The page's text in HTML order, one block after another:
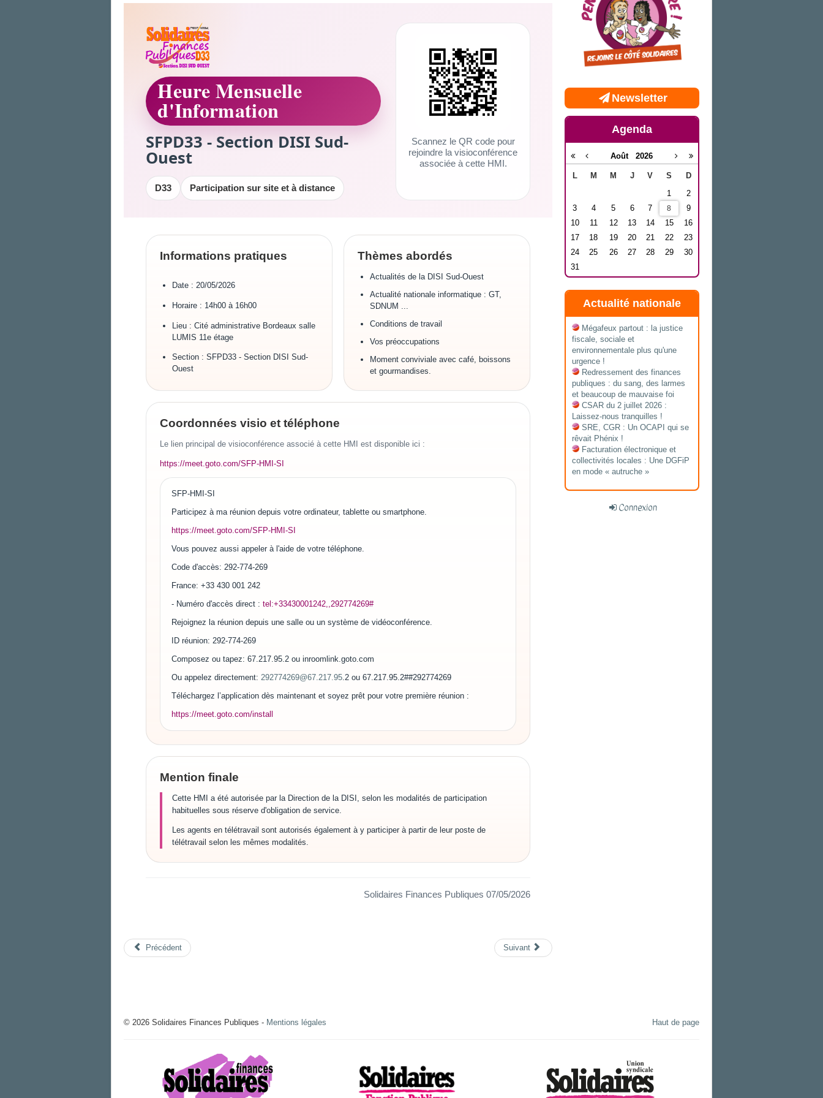
Heure Mensuelle
d'Information
SFPD33 - Section DISI Sud-
Ouest
D33 Participation sur site et à distance
Scannez le QR code pour
rejoindre la visioconférence
associée à cette HMI.
Informations pratiques
Date : 20/05/2026
Horaire : 14h00 à 16h00
Lieu : Cité administrative Bordeaux salle
LUMIS 11e étage
Section : SFPD33 - Section DISI Sud-
Ouest
Thèmes abordés
Actualités de la DISI Sud-Ouest
Actualité nationale informatique : GT,
SDNUM ...
Conditions de travail
Vos préoccupations
Moment conviviale avec café, boissons
et gourmandises.
Coordonnées visio et téléphone
Le lien principal de visioconférence associé à cette HMI est disponible ici :
https://meet.goto.com/SFP-HMI-SI
SFP-HMI-SI
Participez à ma réunion depuis votre ordinateur, tablette ou smartphone.
https://meet.goto.com/SFP-HMI-SI
Vous pouvez aussi appeler à l'aide de votre téléphone.
Code d'accès: 292-774-269
France: +33 430 001 242
- Numéro d'accès direct : tel:+33430001242,,292774269#
Rejoignez la réunion depuis une salle ou un système de vidéoconférence.
ID réunion: 292-774-269
Composez ou tapez: 67.217.95.2 ou inroomlink.goto.com
Ou appelez directement: 292774269@67.217.95 .2 ou 67.217.95.2##292774269
Téléchargez l’application dès maintenant et soyez prêt pour votre première réunion :
https://meet.goto.com/install
Mention finale
Cette HMI a été autorisée par la Direction de la DISI, selon les modalités de participation
habituelles sous réserve d'obligation de service.
Les agents en télétravail sont autorisés également à y participer à partir de leur poste de
télétravail selon les mêmes modalités.
Solidaires Finances Publiques 07/05/2026
Précédent Suivant
Newsletter
Agenda
Août 2026
L M M J V S
D
1
2
3
4 5 6 7 8
9
10
11 12 13 14 15
16
17
18 19 20 21 22
23
24
25 26 27 28 29
30
31
Actualité nationale
Mégafeux partout : la justice
fiscale, sociale et
environnementale plus qu'une
urgence !
Redressement des finances
publiques : du sang, des larmes
et beaucoup de mauvaise foi
CSAR du 2 juillet 2026 :
Laissez-nous tranquilles !
SRE, CGR : Un OCAPI qui se
rêvait Phénix !
Facturation électronique et
collectivités locales : Une DGFiP
en mode « autruche »
Connexion
Haut de page
© 2026 Solidaires Finances Publiques - Mentions légales